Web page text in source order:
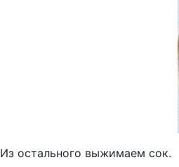
Из остального выжимаем сок.